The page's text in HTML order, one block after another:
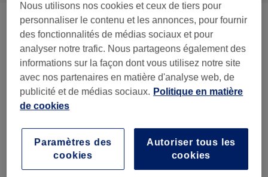
Massage Classique (7) à partir de 30 €
Drainage Lymphatique à partir de 50 €
Perte De Poids Et Anti-cellulite 3) à partir de 45 €
Soin Du Visage By Caudalie
Soin Du Visage (9) à partir de 40 €
Nous utilisons nos cookies et ceux de tiers pour
personnaliser le contenu et les annonces, pour fournir
des fonctionnalités de médias sociaux et pour
analyser notre trafic. Nous partageons également des
informations sur la façon dont vous utilisez notre site
avec nos partenaires en matière d'analyse web, de
publicité et de médias sociaux. Politique en matière
de cookies
Autoriser tous les
cookies
Paramètres des
cookies